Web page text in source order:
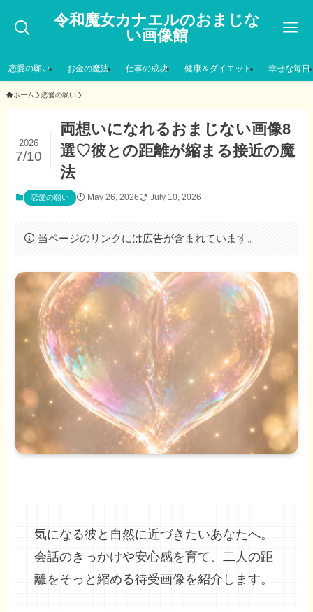
令和魔女カナエルのおまじな
い画像館
恋愛の願い お金の魔法 仕事の成功 健康＆ダイエット 幸せな毎日
ホーム 恋愛の願い
両想いになれるおまじない画像8
選♡彼との距離が縮まる接近の魔
法
2026
7/10
恋愛の願い May 26, 2026 July 10, 2026
当ページのリンクには広告が含まれています。
気になる彼と自然に近づきたいあなたへ。
会話のきっかけや安心感を育て、二人の距
離をそっと縮める待受画像を紹介します。